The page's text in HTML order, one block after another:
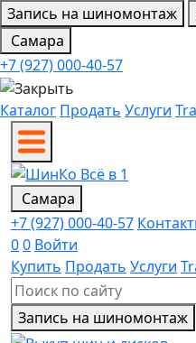
Запись на шиномонтаж
Самара
+7 (927) 000-40-57
Каталог Продать Услуги
Самара
+7 (927) 000-40-57
00 Войти
Купить Продать Услуги
Запись на шиномонтаж